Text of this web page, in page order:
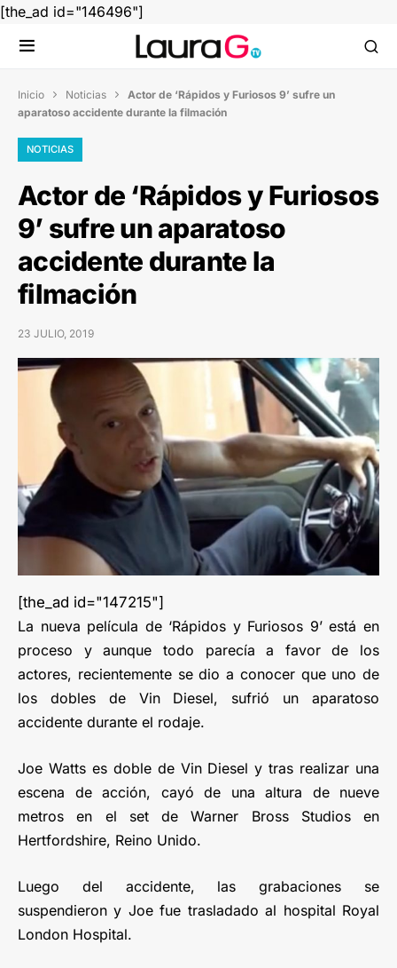
[the_ad id="146496"]
Inicio  Noticias  Actor de ‘Rápidos y Furiosos 9’ sufre un
aparatoso accidente durante la filmación
NOTICIAS
Actor de ‘Rápidos y Furiosos
9’ sufre un aparatoso
accidente durante la
filmación
23 JULIO, 2019
[the_ad id="147215"]
La nueva película de ‘Rápidos y Furiosos 9’ está en
proceso y aunque todo parecía a favor de los
actores, recientemente se dio a conocer que uno de
los dobles de Vin Diesel, sufrió un aparatoso
accidente durante el rodaje.
Joe Watts es doble de Vin Diesel y tras realizar una
escena de acción, cayó de una altura de nueve
metros en el set de Warner Bross Studios en
Hertfordshire, Reino Unido.
Luego del accidente, las grabaciones se
suspendieron y Joe fue trasladado al hospital Royal
London Hospital.